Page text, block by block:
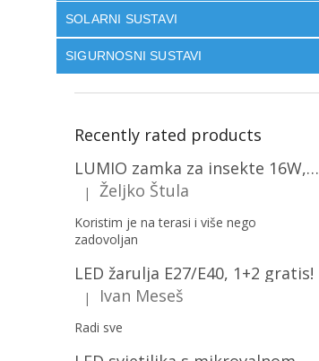
SOLARNI SUSTAVI
SIGURNOSNI SUSTAVI
Recently rated products
LUMIO zamka za insekte 16W, 1+1 gratis! [MKE004]
The product rating is 5 out of 5 stars.
| Željko Štula
Koristim je na terasi i više nego
zadovoljan
LED žarulja E27/E40, 1+2 gratis!
The product rating is 5 out of 5 stars.
| Ivan Meseš
Radi sve